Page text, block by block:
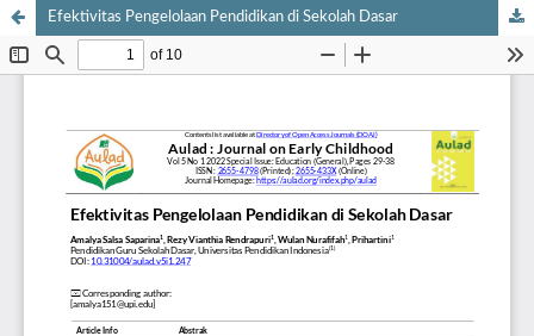
Efektivitas Pengelolaan Pendidikan di Sekolah Dasar